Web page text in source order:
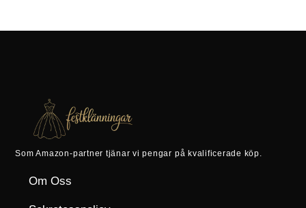
Som Amazon-partner tjänar vi pengar på kvalificerade köp.
Om Oss